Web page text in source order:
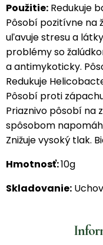
Použitie: Redukuje
Pôsobí pozitívne na
uľavuje stresu a
problémy so
a antimykoticky.
Redukuje
Pôsobí proti
Priaznivo pôsobí na
spôsobom
Znižuje vysoký tlak.
Hmotnosť:10g
Skladovanie: